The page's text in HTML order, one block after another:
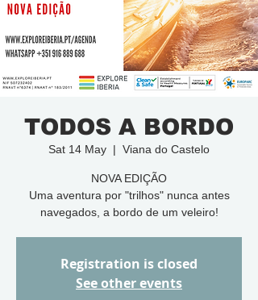
TODOS A BORDO
Sat 14 May
  |
Viana do Castelo
NOVA EDIÇÃO
Uma aventura por "trilhos" nunca antes
navegados, a bordo de um veleiro!
Registration is closed
See other events